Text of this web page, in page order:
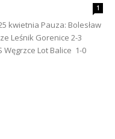
1
kwietnia Pauza: Bolesław
Leśnik Gorenice 2-3
Węgrzce Lot Balice 1-0